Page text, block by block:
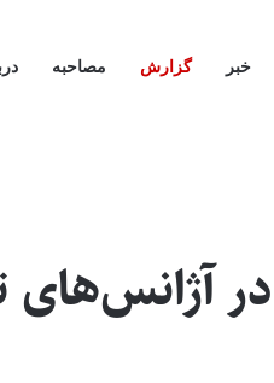
خبر گزارش مصاحبه
آژانس‌های